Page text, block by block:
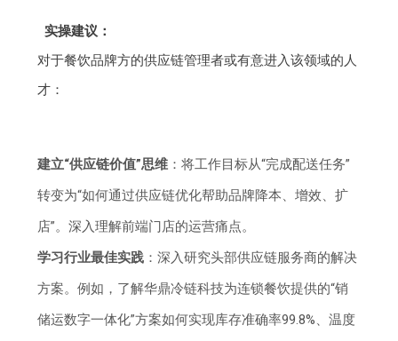
实操建议：
对于餐饮品牌方的供应链管理者或有意进入该领域的人
才：
建立“供应链价值”思维 ：将工作目标从“完成配送任务”
转变为“如何通过供应链优化帮助品牌降本、增效、扩
店”。深入理解前端门店的运营痛点。
学习行业最佳实践 ：深入研究头部供应链服务商的解决
方案。例如，了解华鼎冷链科技为连锁餐饮提供的“销
储运数字一体化”方案如何实现库存准确率99.8%、温度